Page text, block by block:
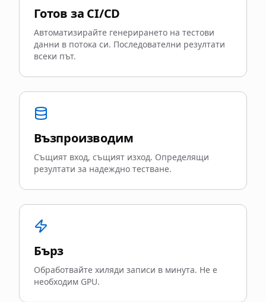
Готов за CI/CD
Автоматизирайте генерирането на тестови
данни в потока си. Последователни резултати
всеки път.
Възпроизводим
Същият вход, същият изход. Определящи
резултати за надеждно тестване.
Бърз
Обработвайте хиляди записи в минута. Не е
необходим GPU.